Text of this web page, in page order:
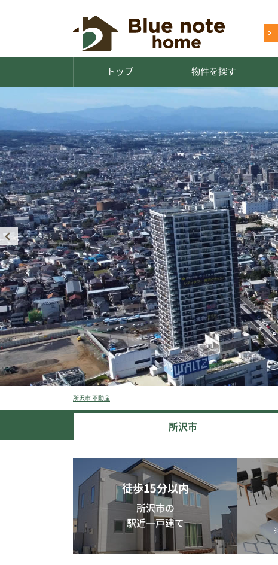
トップ 物件を探す
所沢市 不動産
所沢市
徒歩15分以内
所沢市の
駅近一戸建て